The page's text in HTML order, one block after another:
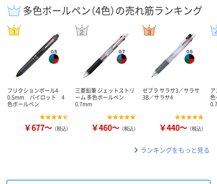
多色ボールペン（4色）の売れ筋ランキング
フリクションボール4
0.5mm パイロット 4
色ボールペン
￥677～ （税込）
三菱鉛筆 ジェットストリ
ーム 多色ボールペン
0.7mm
￥460～ （税込）
ゼブラ サラサ3／サラサ
3B／サラサ4
￥440～ （税込）
ランキングをもっと見る